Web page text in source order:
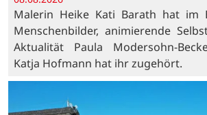
Malerin Heike Kati Barath hat im
Menschenbilder, animierende
Aktualität Paula Modersohn-
Katja Hofmann hat ihr zugehört.